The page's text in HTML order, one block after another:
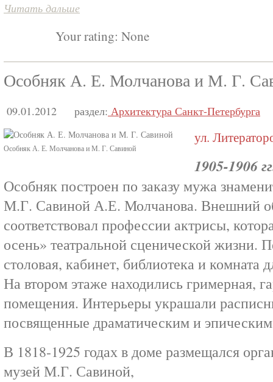
Читать дальше
Your rating: None
Особняк А. Е. Молчанова и М. Г.
09.01.2012 раздел: Архитектура Санкт-Петербурга
Особняк А. Е. Молчанова и М. Г. Савиной
ул.
1905-1906
Особняк построен по заказу мужа
М.Г. Савиной А.Е. Молчанова. Внешний
соответствовал профессии актрисы,
осень» театральной сценической жизни.
столовая, кабинет, библиотека и комната
На втором этаже находились гримерная,
помещения. Интерьеры украшали
посвященные драматическим и
В 1818-1925 годах в доме размещался
музей М.Г. Савиной,